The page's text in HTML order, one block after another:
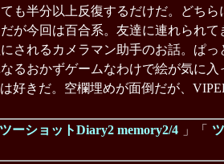
も半分以上反復するだけだ。どちら
が今回は百合系。友達に連れられて
されるカメラマン助手のお話。ぱ
るおかずゲームなわけで絵が気に入
好きだ。空欄埋めが面倒だが、
ツーショットDiary2 memory2/4 」「